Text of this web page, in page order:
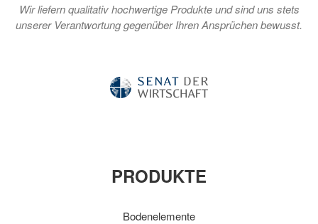
Wir liefern qualitativ hochwertige Produkte und sind uns stets
unserer Verantwortung gegenüber Ihren Ansprüchen bewusst.
PRODUKTE
Bodenelemente